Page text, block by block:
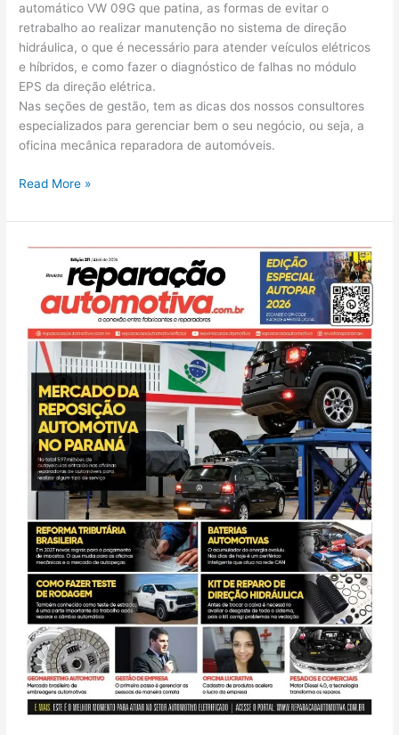
automático VW 09G que patina, as formas de evitar o
retrabalho ao realizar manutenção no sistema de direção
hidráulica, o que é necessário para atender veículos elétricos
e híbridos, e como fazer o diagnóstico de falhas no módulo
EPS da direção elétrica.
Nas seções de gestão, tem as dicas dos nossos consultores
especializados para gerenciar bem o seu negócio, ou seja, a
oficina mecânica reparadora de automóveis.
Read More »
Edição